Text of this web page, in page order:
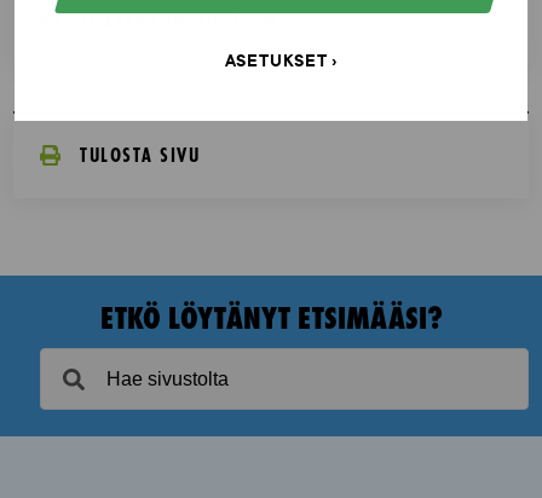
ASETUKSET
KATSO AJANKOHTAISET
TULOSTA SIVU
ETKÖ LÖYTÄNYT ETSIMÄÄSI?